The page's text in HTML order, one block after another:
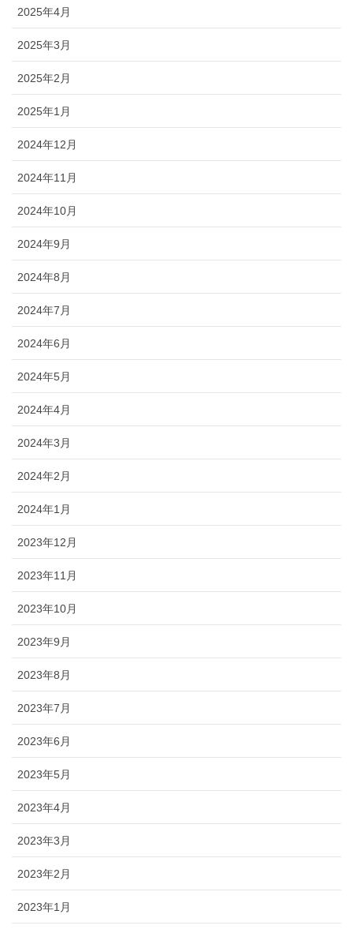
2025年4月
2025年3月
2025年2月
2025年1月
2024年12月
2024年11月
2024年10月
2024年9月
2024年8月
2024年7月
2024年6月
2024年5月
2024年4月
2024年3月
2024年2月
2024年1月
2023年12月
2023年11月
2023年10月
2023年9月
2023年8月
2023年7月
2023年6月
2023年5月
2023年4月
2023年3月
2023年2月
2023年1月